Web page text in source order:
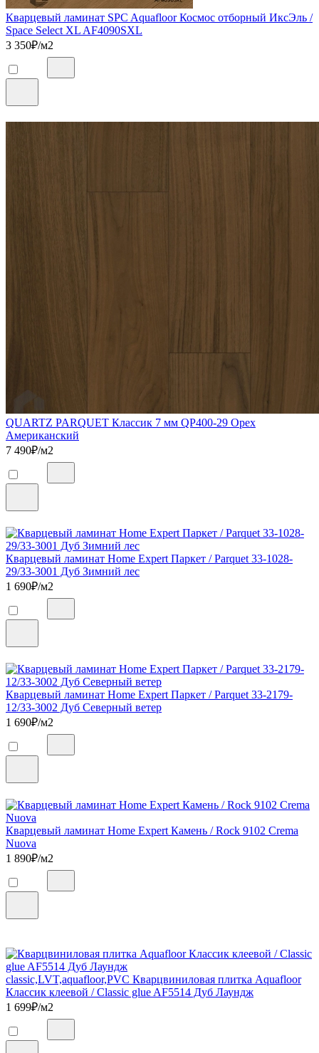
Кварцевый ламинат SPC Aquafloor Космос отборный ИксЭль /
Space Select XL AF4090SXL
3 350₽/м2
QUARTZ PARQUET Классик 7 мм QP400-29 Орех
Американский
7 490₽/м2
Кварцевый ламинат Home Expert Паркет / Parquet 33-1028-
29/33-3001 Дуб Зимний лес
1 690₽/м2
Кварцевый ламинат Home Expert Паркет / Parquet 33-2179-
12/33-3002 Дуб Северный ветер
1 690₽/м2
Кварцевый ламинат Home Expert Камень / Rock 9102 Crema
Nuova
1 890₽/м2
classic,LVT,aquafloor,PVC Кварцвиниловая плитка Aquafloor
Классик клеевой / Classic glue AF5514 Дуб Лаундж
1 699₽/м2